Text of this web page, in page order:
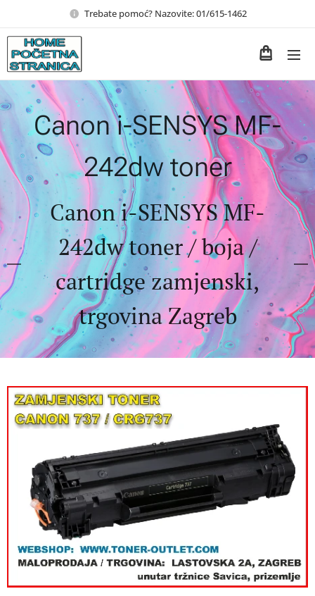
Trebate pomoć? Nazovite: 01/615-1462
Canon i-SENSYS MF-
242dw toner
Canon i-SENSYS MF-
242dw toner / boja /
cartridge zamjenski,
trgovina Zagreb